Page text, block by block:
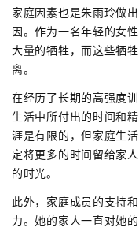
家庭因素也是朱雨玲做
因。作为一名年轻的女
大量的牺牲，而这些牺
离。
在经历了长期的高强度
生活中所付出的时间和
涯是有限的，但家庭生
定将更多的时间留给家
的时光。
此外，家庭成员的支持
力。她的家人一直对她